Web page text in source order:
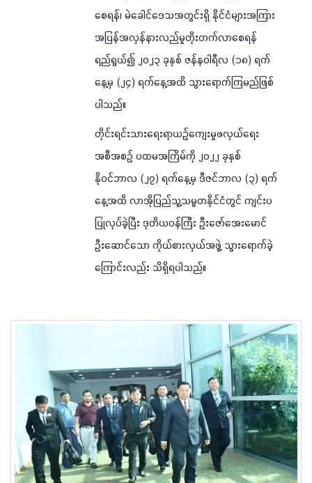
စေရန်၊ မဲခေါင်ဒေသအတွင်းရှိ နိုင်ငံများအကြား
အပြန်အလှန်နားလည်မှုတိုးတက်လာစေရန်
ရည်ရွယ်၍ ၂၀၂၃ ခုနှစ် ဇန်နဝါရီလ (၁၈) ရက်
နေ့မှ (၂၄) ရက်နေ့အထိ သွားရောက်ကြမည်ဖြစ်
ပါသည်။
တိုင်းရင်းသားရေးရာယဉ်ကျေးမှုဖလှယ်ရေး
အစီအစဉ် ပထမအကြိမ်ကို ၂၀၂၂ ခုနှစ်
နိုဝင်ဘာလ (၂၇) ရက်နေ့မှ ဒီဇင်ဘာလ (၃) ရက်
နေ့အထိ လာအိုပြည်သူ့သမ္မတနိုင်ငံတွင် ကျင်းပ
ပြုလုပ်ခဲ့ပြီး ဒုတိယဝန်ကြီး ဦးဇော်အေးမောင်
ဦးဆောင်သော ကိုယ်စားလှယ်အဖွဲ့ သွားရောက်ခဲ့
ကြောင်းလည်း သိရှိရပါသည်။